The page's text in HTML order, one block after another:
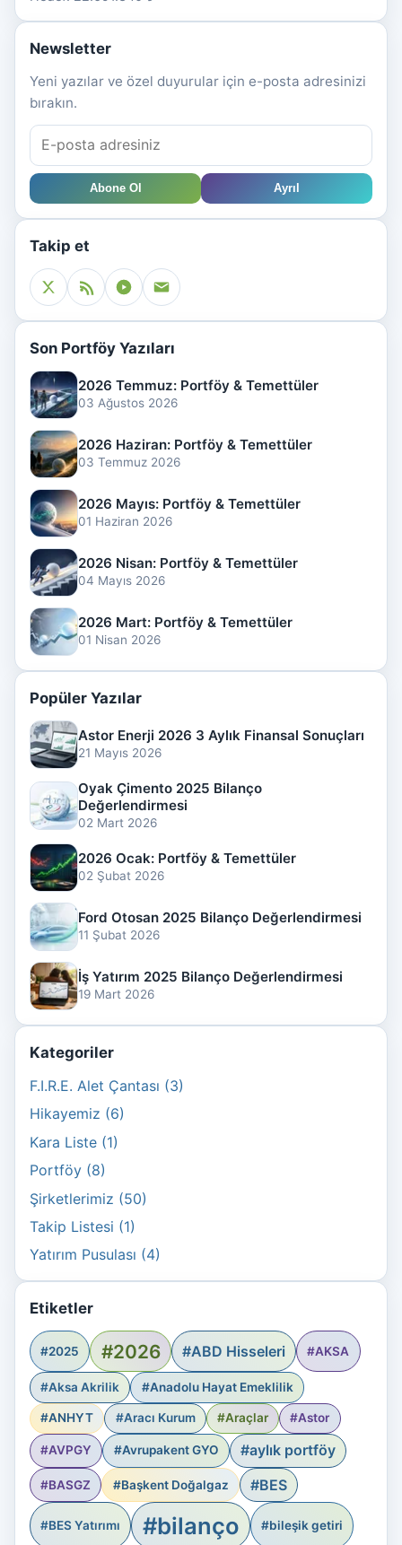
Newsletter
Yeni yazılar ve özel duyurular için e-posta adresinizi
bırakın.
Abone Ol Ayrıl
Takip et
Son Portföy Yazıları
2026 Temmuz: Portföy & Temettüler
03 Ağustos 2026
2026 Haziran: Portföy & Temettüler
03 Temmuz 2026
2026 Mayıs: Portföy & Temettüler
01 Haziran 2026
2026 Nisan: Portföy & Temettüler
04 Mayıs 2026
2026 Mart: Portföy & Temettüler
01 Nisan 2026
Popüler Yazılar
Astor Enerji 2026 3 Aylık Finansal Sonuçları
21 Mayıs 2026
Oyak Çimento 2025 Bilanço
Değerlendirmesi
02 Mart 2026
2026 Ocak: Portföy & Temettüler
02 Şubat 2026
Ford Otosan 2025 Bilanço Değerlendirmesi
11 Şubat 2026
İş Yatırım 2025 Bilanço Değerlendirmesi
19 Mart 2026
Kategoriler
F.I.R.E. Alet Çantası (3)
Hikayemiz (6)
Kara Liste (1)
Portföy (8)
Şirketlerimiz (50)
Takip Listesi (1)
Yatırım Pusulası (4)
Etiketler
#2025 #2026 #ABD Hisseleri #AKSA
#Aksa Akrilik #Anadolu Hayat Emeklilik
#ANHYT #Aracı Kurum #Araçlar #Astor
#AVPGY #Avrupakent GYO #aylık portföy
#BASGZ #Başkent Doğalgaz #BES
#BES Yatırımı #bilanço #bileşik getiri